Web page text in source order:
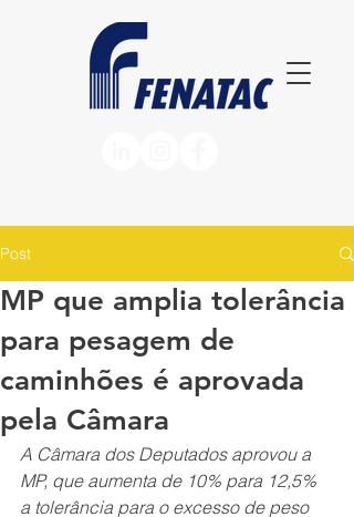
Post
MP que amplia tolerância
para pesagem de
caminhões é aprovada
pela Câmara
A Câmara dos Deputados aprovou a
MP, que aumenta de 10% para 12,5%
a tolerância para o excesso de peso